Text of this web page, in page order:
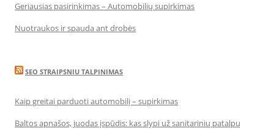
Geriausias pasirinkimas – Automobilių supirkimas
Nuotraukos ir spauda ant drobės
SEO STRAIPSNIU TALPINIMAS
Kaip greitai parduoti automobilį – supirkimas
Baltos apnašos, juodas įspūdis: kas slypi už sanitarinių patalpų